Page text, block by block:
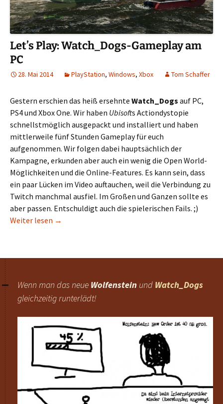
Let’s Play: Watch_Dogs-Gameplay am
PC
28. Mai 2014 PlayStation, Windows, Xbox Tom Schaffer
Gestern erschien das heiß ersehnte Watch_Dogs auf PC,
PS4 und Xbox One. Wir haben Ubisofts Actiondystopie
schnellstmöglich ausgepackt und installiert und haben
mittlerweile fünf Stunden Gameplay für euch
aufgenommen. Wir folgen dabei hauptsächlich der
Kampagne, erkunden aber auch ein wenig die Open World-
Möglichkeiten und die Online-Features. Es kann sein, dass
ein paar Lücken im Video auftauchen, weil die Verbindung zu
Twitch manchmal ausfiel. Im Großen und Ganzen sollte es
aber passen. Entschuldigt auch die spielerischen Fails. ;)
Weiter lesen Let’s Play: Watch_Dogs-Gameplay am PC
→
Wenn man das neue Wolfenstein und Watch_Dogs
gleichzeitig runterlädt!